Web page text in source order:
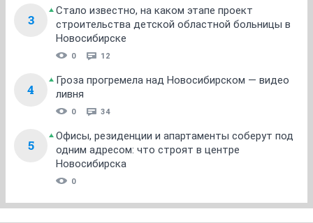
3
Стало известно, на каком этапе проект
строительства детской областной больницы в
Новосибирске
0 12
4
Гроза прогремела над Новосибирском — видео
ливня
0 34
5
Офисы, резиденции и апартаменты соберут под
одним адресом: что строят в центре
Новосибирска
0